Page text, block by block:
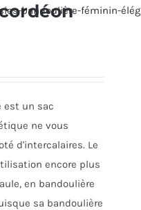
est un sac
ne vous
d'intercalaires. Le
encore plus
en bandoulière
sa bandoulière